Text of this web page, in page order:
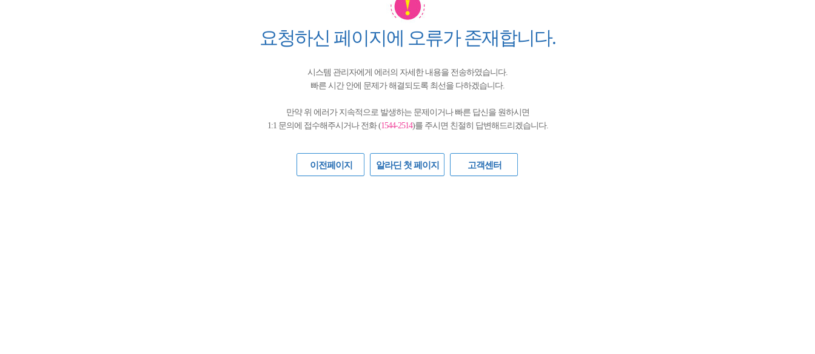
요청하신 페이지에 오류가 존재합니다.
시스템 관리자에게 에러의 자세한 내용을 전송하였습니다.
빠른 시간 안에 문제가 해결되도록 최선을 다하겠습니다.
만약 위 에러가 지속적으로 발생하는 문제이거나 빠른 답신을 원하시면
1:1 문의에 접수해주시거나 전화 (1544-2514)를 주시면 친절히 답변해드리겠습니다.
이전페이지 알라딘 첫 페이지 고객센터